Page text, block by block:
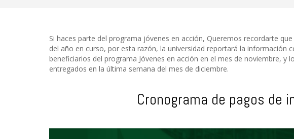
Si haces parte del programa jóvenes en acción, Queremos recordarte
del año en curso, por esta razón, la universidad reportará la información
beneficiarios del programa Jóvenes en acción en el mes de noviembre, y
entregados en la última semana del mes de diciembre.
Cronograma de pagos de